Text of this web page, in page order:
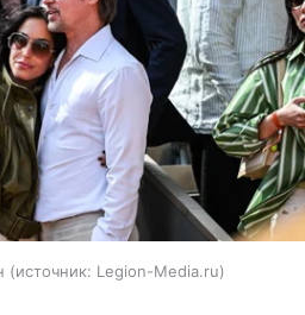
источник: Legion-Media.ru